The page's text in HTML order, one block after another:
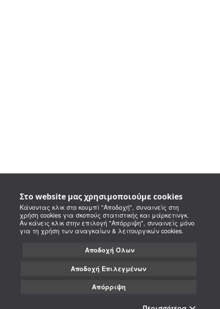
Στο website μας χρησιμοποιούμε cookies
Κάνοντας κλικ στο κουμπί "Αποδοχή", συναινείς στη
χρήση cookies για σκοπούς στατιστικής και μάρκετινγκ.
Αν κάνεις κλικ στην επιλογή "Απόρριψη", συναινείς μόνο
για τη χρήση των αναγκαίων & λειτουργικών cookies.
Αποδοχή Όλων
Αποδοχή Επιλεγμένων
Απόρριψη